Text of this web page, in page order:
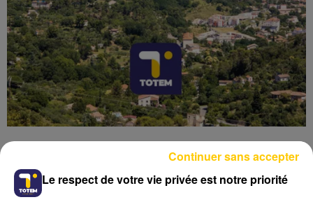
Le respect de votre vie privée est notre priorité
Continuer sans accepter